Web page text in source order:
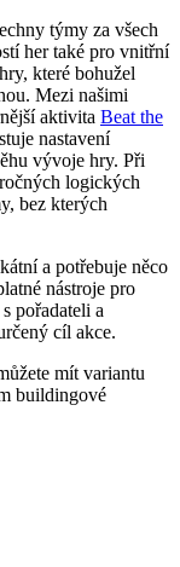
týmy za všech
her také pro vnitřní
které bohužel
Mezi našimi
aktivita Beat the
nastavení
vývoje hry. Při
logických
bez kterých
a potřebuje něco
nástroje pro
pořadateli a
cíl akce.
mít variantu
buildingové